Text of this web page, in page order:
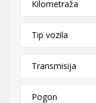
Kilometraža
Tip vozila
Transmisija
Pogon